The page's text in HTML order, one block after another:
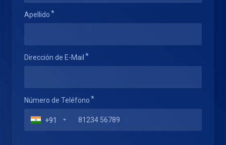
Apellido
Dirección de E-Mail
Número de Teléfono
+91